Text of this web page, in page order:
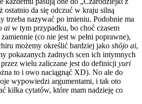
ostatnio da się odczuć w kraju silną
trzeba nazywać po imieniu. Podobnie ma
ai w tym przypadku, bo choć czasem
(co nie jest w pełni poprawne),
możemy określić bardziej jako shōjo ai,
pokazanych żadnych scen ich intymnych
wielu zaliczane jest do definicji yuri
to i owo naciągnąć XD). No ale do
wypowiedzi argumentami, i tak oto
kilka cytatów, które mam nadzieję co